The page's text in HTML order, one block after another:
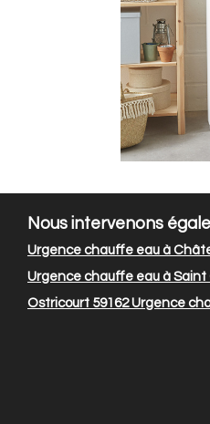
Nous intervenons
Urgence chauffe eau à
Urgence chauffe eau à Saint
Ostricourt 59162Urgence